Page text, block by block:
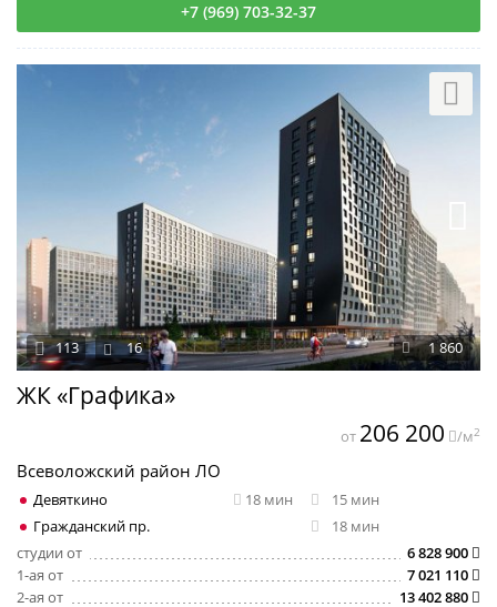
+7 (969) 703-32-37
ЖК «Графика»
1 860
113 16
Всеволожский район ЛО
Девяткино 18 мин
15 мин
Гражданский пр.
18 мин
студии от
6 828 900
1-ая от
7 021 110
2-ая от
13 402 880
от 206 200 /м2